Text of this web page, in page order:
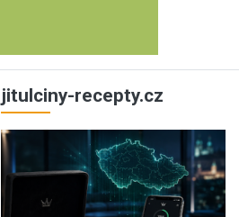
jitulciny-recepty.cz